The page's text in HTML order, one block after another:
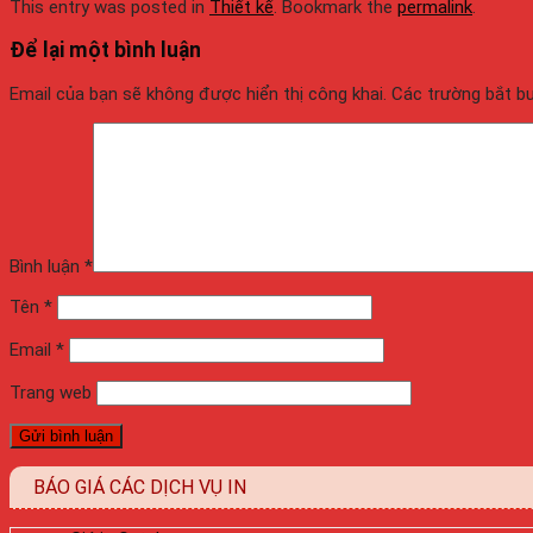
This entry was posted in Thiết kế . Bookmark the permalink
Để lại một bình luận
Email của bạn sẽ không được hiển thị công khai. Các trường bắt
Bình luận *
Tên *
Email *
Trang web
BÁO GIÁ CÁC DỊCH VỤ IN